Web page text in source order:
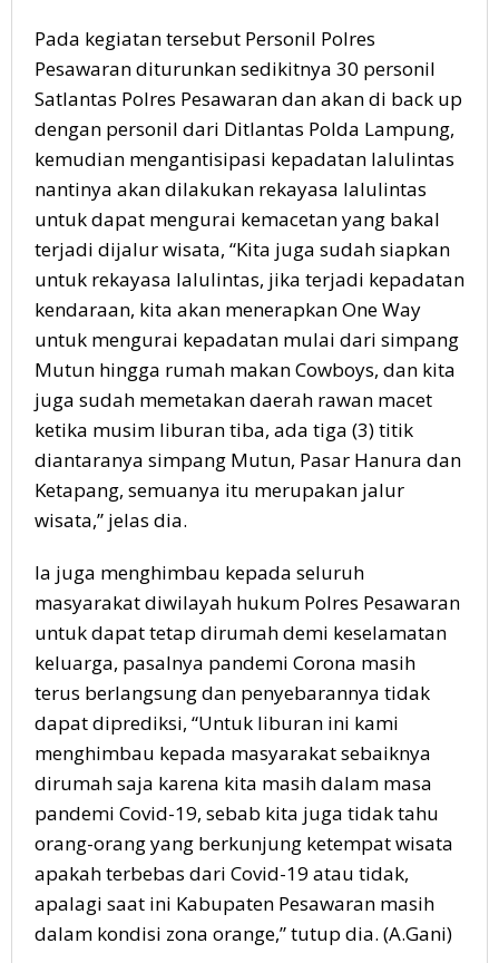
Pada kegiatan tersebut Personil Polres
Pesawaran diturunkan sedikitnya 30 personil
Satlantas Polres Pesawaran dan akan di back up
dengan personil dari Ditlantas Polda Lampung,
kemudian mengantisipasi kepadatan lalulintas
nantinya akan dilakukan rekayasa lalulintas
untuk dapat mengurai kemacetan yang bakal
terjadi dijalur wisata, “Kita juga sudah siapkan
untuk rekayasa lalulintas, jika terjadi kepadatan
kendaraan, kita akan menerapkan One Way
untuk mengurai kepadatan mulai dari simpang
Mutun hingga rumah makan Cowboys, dan kita
juga sudah memetakan daerah rawan macet
ketika musim liburan tiba, ada tiga (3) titik
diantaranya simpang Mutun, Pasar Hanura dan
Ketapang, semuanya itu merupakan jalur
wisata,” jelas dia.
Ia juga menghimbau kepada seluruh
masyarakat diwilayah hukum Polres Pesawaran
untuk dapat tetap dirumah demi keselamatan
keluarga, pasalnya pandemi Corona masih
terus berlangsung dan penyebarannya tidak
dapat diprediksi, “Untuk liburan ini kami
menghimbau kepada masyarakat sebaiknya
dirumah saja karena kita masih dalam masa
pandemi Covid-19, sebab kita juga tidak tahu
orang-orang yang berkunjung ketempat wisata
apakah terbebas dari Covid-19 atau tidak,
apalagi saat ini Kabupaten Pesawaran masih
dalam kondisi zona orange,” tutup dia. (A.Gani)